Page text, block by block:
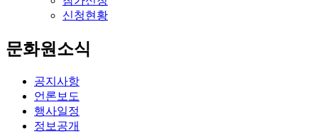
신청현황
문화원소식
공지사항
언론보도
행사일정
정보공개